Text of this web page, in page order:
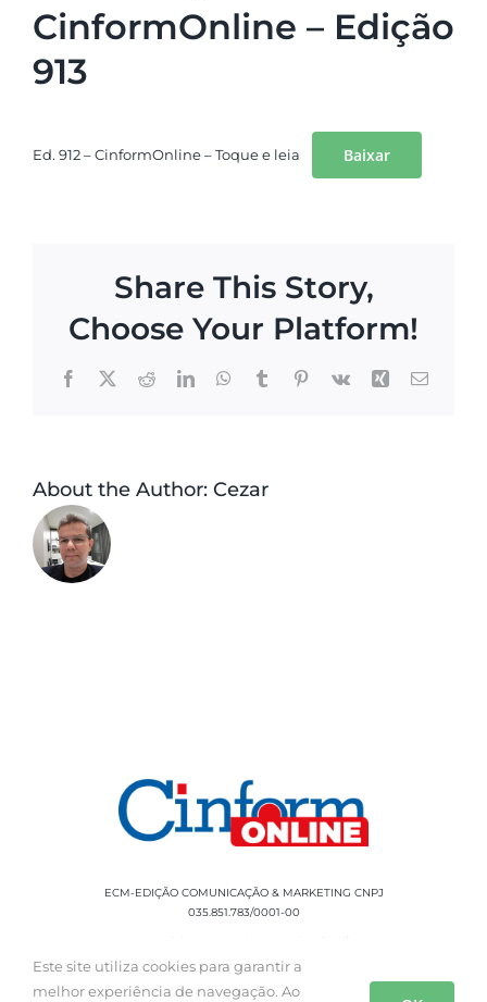
CinformOnline – Edição
913
Ed. 912 – CinformOnline – Toque e leia Baixar
Share This Story,
Choose Your Platform!
Facebook
X RedditLinkedInWhatsApp
TumblrPinterest
Vk Xing Email
About the Author: Cezar
ECM-EDIÇÃO COMUNICAÇÃO & MARKETING CNPJ
035.851.783/0001-00
Rua Sílvio Cesar Leite, 90 Salgado Filho -
Aracaju, SE, CEP: 49020-060 Fone: +55 79
Este site utiliza cookies para garantir a
melhor experiência de navegação. Ao